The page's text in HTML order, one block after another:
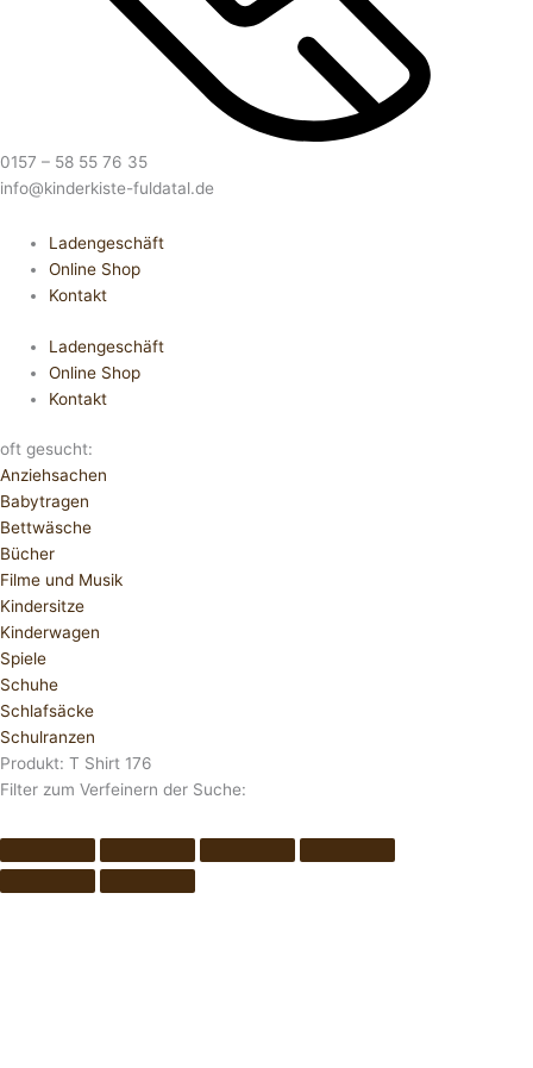
0157 – 58 55 76 35
info@kinderkiste-fuldatal.de
Ladengeschäft
Online Shop
Kontakt
Ladengeschäft
Online Shop
Kontakt
oft gesucht:
Anziehsachen
Babytragen
Bettwäsche
Bücher
Filme und Musik
Kindersitze
Kinderwagen
Spiele
Schuhe
Schlafsäcke
Schulranzen
Produkt: T Shirt 176
Filter zum Verfeinern der Suche: